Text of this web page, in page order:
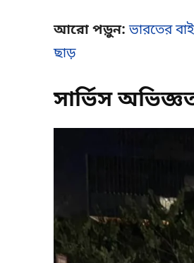
আরো পড়ুন:ভারতের
ছাড়
সার্ভিস